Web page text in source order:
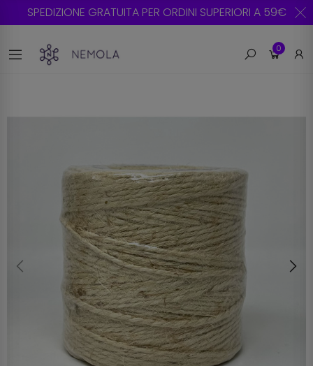
SPEDIZIONE GRATUITA PER ORDINI SUPERIORI A 59€
0